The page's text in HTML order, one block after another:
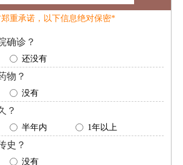
重承诺，以下信息绝对保密*
确诊？
还没有
物？
没有
？
半年内 1年以上
史？
没有